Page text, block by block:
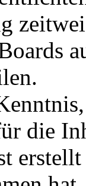
die